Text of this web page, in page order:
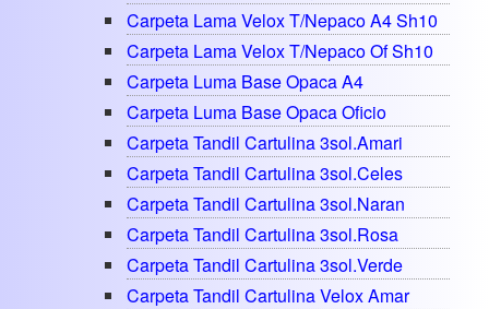
Carpeta Lama Velox T/nepaco A4 Sh10
Carpeta Lama Velox T/nepaco Of Sh10
Carpeta Luma Base Opaca A4
Carpeta Luma Base Opaca Oficio
Carpeta Tandil Cartulina 3sol.amari
Carpeta Tandil Cartulina 3sol.celes
Carpeta Tandil Cartulina 3sol.naran
Carpeta Tandil Cartulina 3sol.rosa
Carpeta Tandil Cartulina 3sol.verde
Carpeta Tandil Cartulina Velox Amar